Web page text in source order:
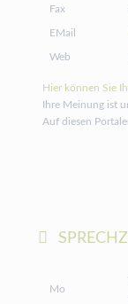
Fax
EMail
Web
Hier können Sie
Ihre Meinung ist
Auf diesen
Mo